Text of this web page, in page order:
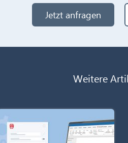
Jetzt anfragen
Weitere